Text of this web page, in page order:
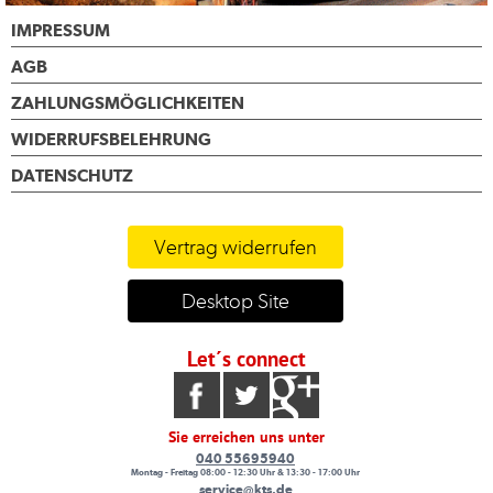
IMPRESSUM
AGB
ZAHLUNGSMÖGLICHKEITEN
WIDERRUFSBELEHRUNG
DATENSCHUTZ
Vertrag widerrufen
Desktop Site
Let´s connect
Sie erreichen uns unter
040 55695940
Montag - Freitag 08:00 - 12:30 Uhr & 13:30 - 17:00 Uhr
service@kts.de